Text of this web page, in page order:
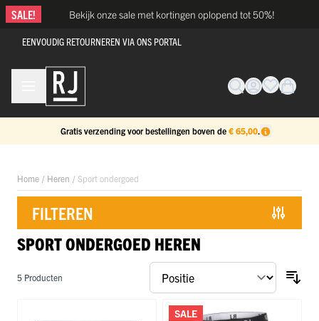
Ga naar de inhoud
SALE! Bekijk onze sale met kortingen oplopend tot 50%!
EENVOUDIG RETOURNEREN VIA ONS PORTAL
Gratis verzending voor bestellingen boven de € 65,00.
FILTEREN
Doorgaan naar productlijst
Home / Heren / Sport ondergoed
SPORT ONDERGOED HEREN
5 Producten
SALE